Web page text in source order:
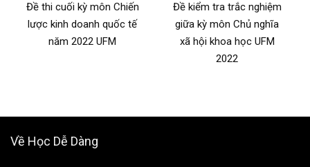
Đề thi cuối kỳ môn Chiến
lược kinh doanh quốc tế
năm 2022 UFM
Đề kiểm tra trắc nghiệm
giữa kỳ môn Chủ nghĩa
xã hội khoa học UFM
2022
Về Học Dễ Dàng